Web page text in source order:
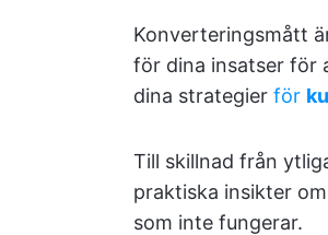
Konverteringsmått
för dina insatser för
dina strategier för
Till skillnad från
praktiska insikter
som inte fungerar.